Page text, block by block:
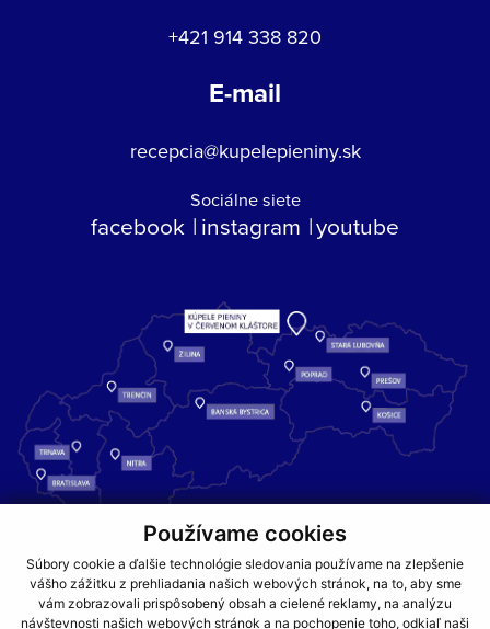
Používame cookies
Súbory cookie a ďalšie technológie sledovania používame na zlepšenie
vášho zážitku z prehliadania našich webových stránok, na to, aby sme
vám zobrazovali prispôsobený obsah a cielené reklamy, na analýzu
návštevnosti našich webových stránok a na pochopenie toho, odkiaľ naši
+421 914 338 820
E-mail
recepcia@kupelepieniny.sk
Sociálne siete
facebook instagram youtube
Kúpele Pieniny – miesto, kde sa príroda stretáva s liečivou silou
vody a oddychom pre telo aj dušu.